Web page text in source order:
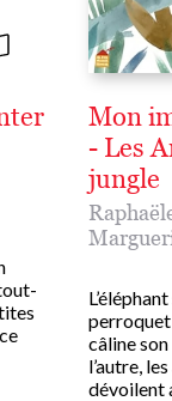
Mon
- Les
jungle
câline son
l’autre,
dévoilent